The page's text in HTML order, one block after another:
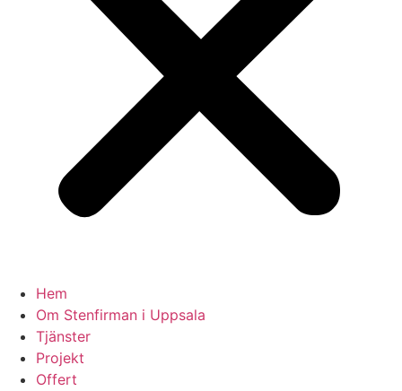
Hem
Om Stenfirman i Uppsala
Tjänster
Projekt
Offert